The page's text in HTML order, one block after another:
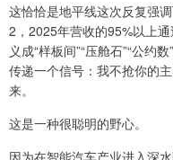
这恰恰是地平线这次反复强
2，2025年营收的95%以上
义成“样板间”“压舱石”“公约
传递一个信号：我不抢你的
来。
这是一种很聪明的野心。
因为在智能汽车产业进入深